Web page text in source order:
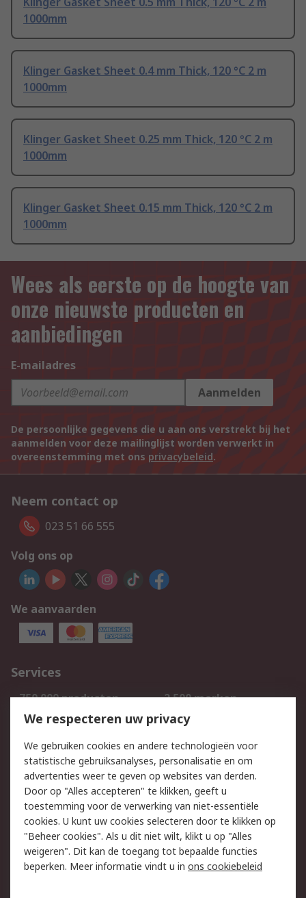
1000mm
Klinger Gasket Sheet 0.4 mm Thick, 120 °C 2 m
1000mm
Klinger Gasket Sheet 0.25 mm Thick, 120 °C 2 m
1000mm
Klinger Gasket Sheet 0.15 mm Thick, 120 °C 2 m
1000mm
Wees als eerste op de hoogte van
onze nieuwste producten en
aanbiedingen
E-mailadres
Aanmelden
De persoonlijke gegevens die u aan ons verstrekt bij het
aanmelden voor deze mailinglijst worden verwerkt in
overeenstemming met ons privacybeleid.
Neem contact op
023 51 66 555
Volg ons op
We aanvaarden
Services
750.000 producten
2.500 merken
Bestellen
Inkoopoplossingen
Track & Trace
Wettelijk
Cookiebeleid
Email veiligheid
Privacybeleid
Websitevoorwaarden
Algemene
verkoopvoorwaarden
We respecteren uw privacy
We gebruiken cookies en andere technologieën voor
statistische gebruiksanalyses, personalisatie en om
advertenties weer te geven op websites van derden.
Door op "Alles accepteren" te klikken, geeft u
toestemming voor de verwerking van niet-essentiële
cookies. U kunt uw cookies selecteren door te klikken op
"Beheer cookies". Als u dit niet wilt, klikt u op "Alles
weigeren". Dit kan de toegang tot bepaalde functies
beperken. Meer informatie vindt u in ons cookiebeleid